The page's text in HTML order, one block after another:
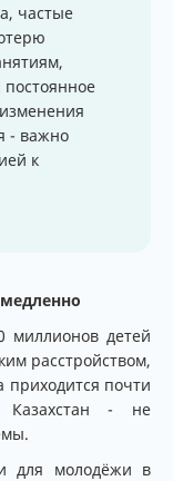
частые
- важно
к
миллионов детей
расстройством,
приходится почти
- не
для молодёжи в